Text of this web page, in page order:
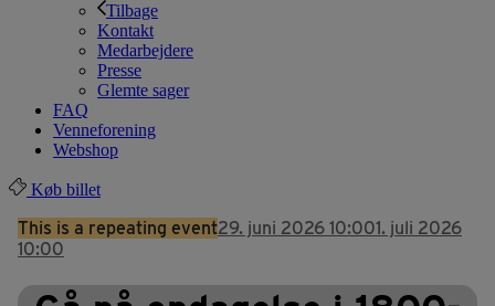
Tilbage
Kontakt
Medarbejdere
Presse
Glemte sager
FAQ
Venneforening
Webshop
Køb billet
This is a repeating event29. juni 2026 10:001. juli 2026
10:00